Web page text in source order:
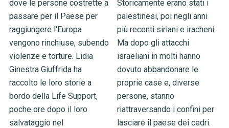
dove le persone costrette a
passare per il Paese per
raggiungere l'Europa
vengono rinchiuse, subendo
violenze e torture. Lidia
Ginestra Giuffrida ha
raccolto le loro storie a
bordo della Life Support,
poche ore dopo il loro
salvataggio nel
Storicamente erano stati i
palestinesi, poi negli anni
più recenti siriani e iracheni.
Ma dopo gli attacchi
israeliani in molti hanno
dovuto abbandonare le
proprie case e, diverse
persone, stanno
riattraversando i confini per
lasciare il paese dei cedri.